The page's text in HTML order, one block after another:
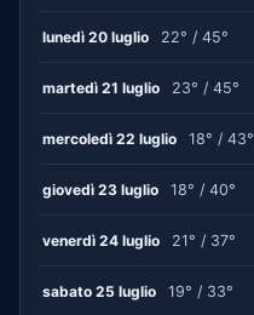
lunedì 20 luglio 22° / 45°
martedì 21 luglio 23° / 45°
mercoledì 22 luglio 18° / 43°
giovedì 23 luglio 18° / 40°
venerdì 24 luglio 21° / 37°
sabato 25 luglio 19° / 33°